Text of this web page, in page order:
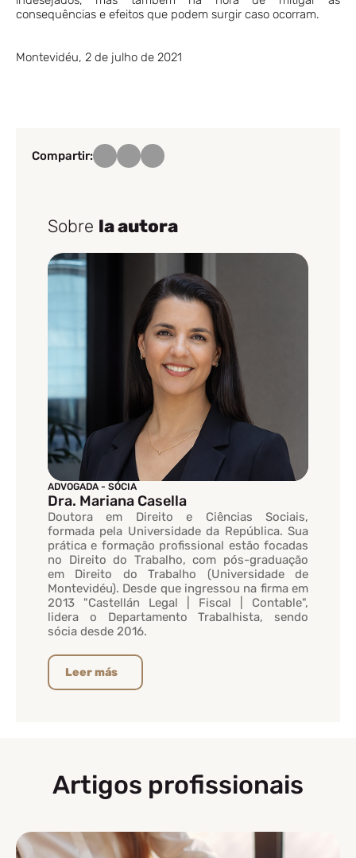
consequências e efeitos que podem surgir caso ocorram.
Montevidéu, 2 de julho de 2021
Compartir:
Sobre la autora
ADVOGADA - SÓCIA
Dra. Mariana Casella
Doutora em Direito e Ciências Sociais,
formada pela Universidade da República. Sua
prática e formação profissional estão focadas
no Direito do Trabalho, com pós-graduação
em Direito do Trabalho (Universidade de
Montevidéu). Desde que ingressou na firma em
2013 "Castellán Legal | Fiscal | Contable",
lidera o Departamento Trabalhista, sendo
sócia desde 2016.
Leer más
Artigos profissionais